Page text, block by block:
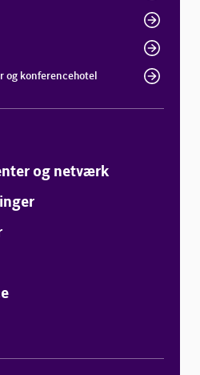
og konferencehotel
og netværk